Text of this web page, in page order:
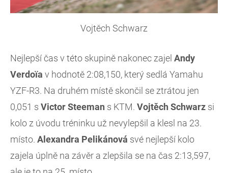
Vojtěch Schwarz
Nejlepší čas v této skupině nakonec zajel Andy
Verdoïa v hodnotě 2:08,150, který sedlá Yamahu
YZF-R3. Na druhém místě skončil se ztrátou jen
0,051 s Victor Steeman s KTM. Vojtěch Schwarz si
kolo z úvodu tréninku už nevylepšil a klesl na 23.
místo. Alexandra Pelikánová své nejlepší kolo
zajela úplně na závěr a zlepšila se na čas 2:13,597,